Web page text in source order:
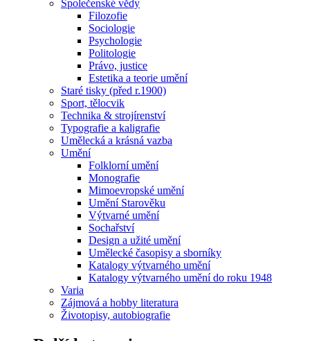
Společenské vědy
Filozofie
Sociologie
Psychologie
Politologie
Právo, justice
Estetika a teorie umění
Staré tisky (před r.1900)
Sport, tělocvik
Technika & strojírenství
Typografie a kaligrafie
Umělecká a krásná vazba
Umění
Folklorní umění
Monografie
Mimoevropské umění
Umění Starověku
Výtvarné umění
Sochařství
Design a užité umění
Umělecké časopisy a sborníky
Katalogy výtvarného umění
Katalogy výtvarného umění do roku 1948
Varia
Zájmová a hobby literatura
Životopisy, autobiografie